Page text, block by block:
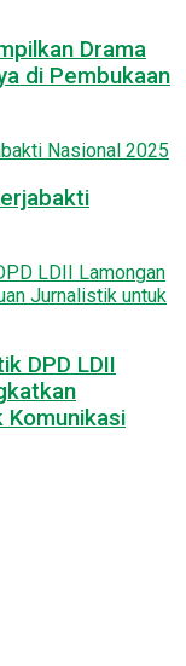
Drama
di Pembukaan
DPD LDII
Komunikasi